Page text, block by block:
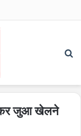
जुआ खेलने